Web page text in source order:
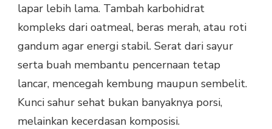
lapar lebih lama. Tambah karbohidrat
kompleks dari oatmeal, beras merah, atau roti
gandum agar energi stabil. Serat dari sayur
serta buah membantu pencernaan tetap
lancar, mencegah kembung maupun sembelit.
Kunci sahur sehat bukan banyaknya porsi,
melainkan kecerdasan komposisi.